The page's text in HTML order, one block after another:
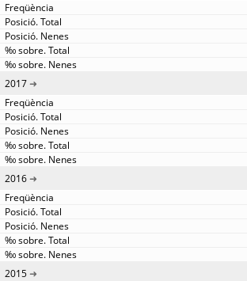
2017
2016
2015